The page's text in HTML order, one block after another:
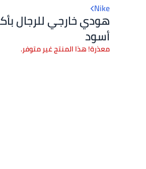
Nike
هودي خارجي للرجال
أسود
معذرة! هذا المنتج غير متوفر.